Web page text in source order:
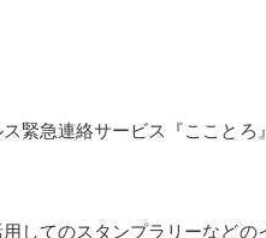
緊急連絡サービス『ここと
してのスタンプラリーなど